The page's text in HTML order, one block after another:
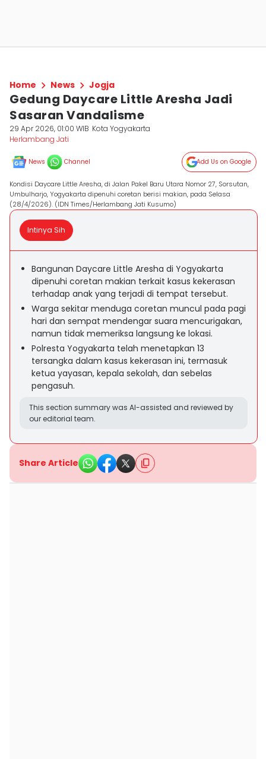
Home News Jogja
Gedung Daycare Little Aresha Jadi
Sasaran Vandalisme
29 Apr 2026, 01:00 WIB Kota Yogyakarta
Herlambang Jati
News Channel Add Us on Google
Kondisi Daycare Little Aresha, di Jalan Pakel Baru Utara Nomor 27, Sorsutan,
Umbulharjo, Yogyakarta dipenuhi coretan berisi makian, pada Selasa
(28/4/2026). (IDN Times/Herlambang Jati Kusumo)
Intinya Sih
Bangunan Daycare Little Aresha di Yogyakarta
dipenuhi coretan makian terkait kasus kekerasan
terhadap anak yang terjadi di tempat tersebut.
Warga sekitar menduga coretan muncul pada pagi
hari dan sempat mendengar suara mencurigakan,
namun tidak memeriksa langsung ke lokasi.
Polresta Yogyakarta telah menetapkan 13
tersangka dalam kasus kekerasan ini, termasuk
ketua yayasan, kepala sekolah, dan sebelas
pengasuh.
This section summary was AI-assisted and reviewed by
our editorial team.
Share Article